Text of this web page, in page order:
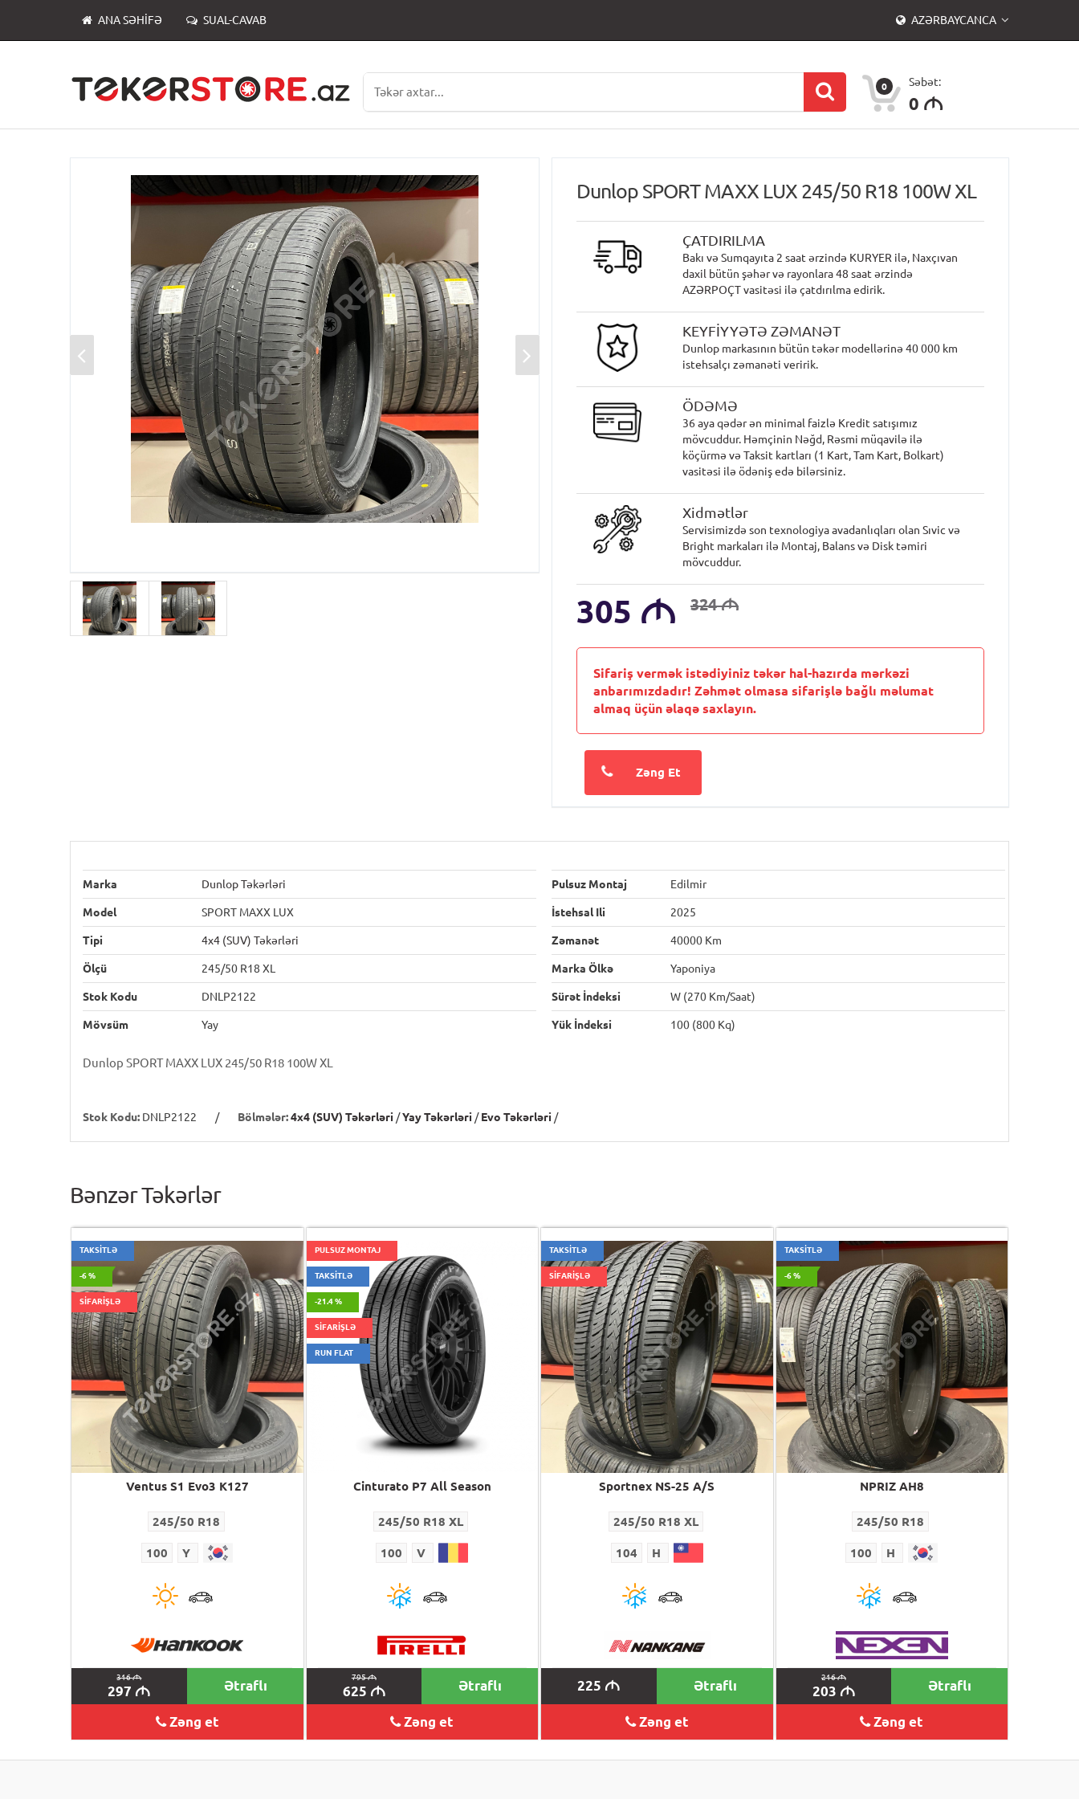
ANA SƏHIFƏ SUAL-CAVAB AZƏRBAYCANCA
0 Səbət:
0 M
Dunlop SPORT MAXX LUX 245/50 R18 100W XL
ÇATDIRILMA
Bakı və Sumqayıta 2 saat ərzində KURYER ilə, Naxçıvan
daxil bütün şəhər və rayonlara 48 saat ərzində
AZƏRPOÇT vasitəsi ilə çatdırılma edirik.
KEYFİYYƏTƏ ZƏMANƏT
Dunlop markasının bütün təkər modellərinə 40 000 km
istehsalçı zəmanəti veririk.
ÖDƏMƏ
36 aya qədər ən minimal faizlə Kredit satışımız
mövcuddur. Həmçinin Nəğd, Rəsmi müqavilə ilə
köçürmə və Taksit kartları (1 Kart, Tam Kart, Bolkart)
vasitəsi ilə ödəniş edə bilərsiniz.
Xidmətlər
Servisimizdə son texnologiya avadanlıqları olan Sıvic və
Bright markaları ilə Montaj, Balans və Disk təmiri
mövcuddur.
305 M 324M
Sifariş vermək istədiyiniz təkər hal-hazırda mərkəzi
anbarımızdadır! Zəhmət olmasa sifarişlə bağlı məlumat
almaq üçün əlaqə saxlayın.
Zəng Et
Marka Dunlop Təkərləri
Model SPORT MAXX LUX
Tipi 4x4 (SUV) Təkərləri
Ölçü 245/50 R18 XL
Stok Kodu DNLP2122
Mövsüm Yay
Pulsuz Montaj Edilmir
İstehsal Ili 2025
Zəmanət 40000 Km
Marka Ölkə Yaponiya
Sürət İndeksi W (270 Km/saat)
Yük İndeksi 100 (800 Kq)
Dunlop SPORT MAXX LUX 245/50 R18 100W XL
Stok Kodu: DNLP2122 / Bölmələr:4x4 (SUV) Təkərləri /Yay Təkərləri /Evo Təkərləri /
Bənzər Təkərlər
TAKSİTLƏ
-6 %
SİFARİŞLƏ
Ventus S1 Evo3 K127
245/50 R18
100 Y
316M
297 M Ətraflı
Zəng et
PULSUZ MONTAJ
TAKSİTLƏ
-21.4 %
SİFARİŞLƏ
RUN FLAT
Cinturato P7 All Season
245/50 R18 XL
100 V
795M
625 M Ətraflı
Zəng et
TAKSİTLƏ
SİFARİŞLƏ
Sportnex NS-25 A/S
245/50 R18 XL
104 H
225 M Ətraflı
Zəng et
TAKSİTLƏ
-6 %
NPRIZ AH8
245/50 R18
100 H
216M
203 M Ətraflı
Zəng et